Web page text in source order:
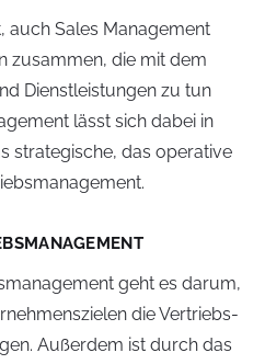
auch Sales Management
zusammen, die mit dem
Dienstleistungen zu tun
lässt sich dabei in
strategische, das operative
geht es darum,
die Vertriebs-
Außerdem ist durch das